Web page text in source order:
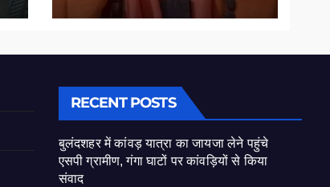
RECENT POSTS
बुलंदशहर में कांवड़ यात्रा का जायजा लेने पहुंचे
एसपी ग्रामीण, गंगा घाटों पर कांवड़ियों से किया
संवाद